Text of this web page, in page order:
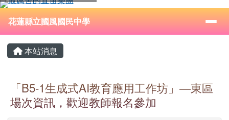
跳至主內容區
花蓮縣立國風國民中學
⏸
導覽列
花蓮縣立國風國民中學
主內容區域
本站消息
「B5-1生成式AI教育應用工作坊」—東區
場次資訊，歡迎教師報名參加
頁尾區域